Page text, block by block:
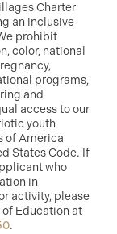
Charter
an inclusive
prohibit
color, national
programs,
and
access to our
youth
of America
States Code. If
who
in
activity, please
of Education at
.